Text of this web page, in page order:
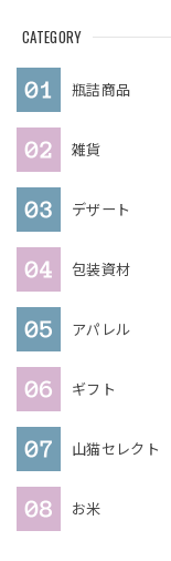
CATEGORY
瓶詰商品
雑貨
デザート
包装資材
アパレル
ギフト
山猫セレクト
お米